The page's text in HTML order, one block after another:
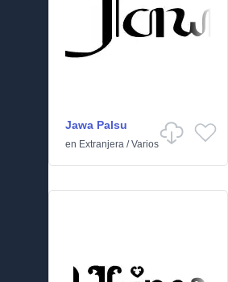
Jawa Palsu
en Extranjera /Varios